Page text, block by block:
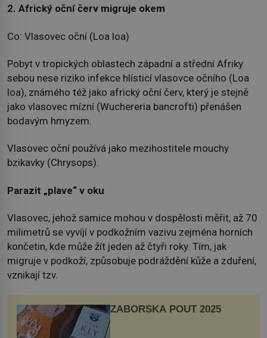
2. Africký oční červ migruje okem
Co: Vlasovec oční (Loa loa)
Pobyt v tropických oblastech západní a střední Afriky
sebou nese riziko infekce hlísticí vlasovce očního (Loa
loa), známého též jako africký oční červ, který je stejně
jako vlasovec mízní (Wuchereria bancrofti) přenášen
bodavým hmyzem.
Vlasovec oční používá jako mezihostitele mouchy
bzikavky (Chrysops).
Parazit „plave“ v oku
Vlasovec, jehož samice mohou v dospělosti měřit, až 70
milimetrů se vyvíjí v podkožním vazivu zejména horních
končetin, kde může žít jeden až čtyři roky. Tím, jak
migruje v podkoží, způsobuje podráždění kůže a zduření,
vznikají tzv.
ZÁBOŘSKÁ POUŤ 2025